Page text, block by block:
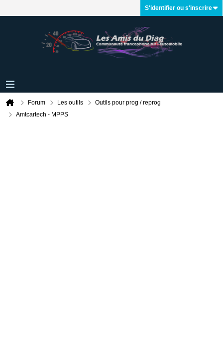
S'identifier ou s'inscrire
Forum Les outils
Outils pour prog / reprog
Amtcartech - MPPS